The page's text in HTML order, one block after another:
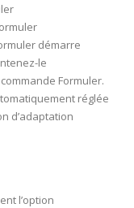
démarre
le
Formuler.
réglée
d’adaptation
l’option